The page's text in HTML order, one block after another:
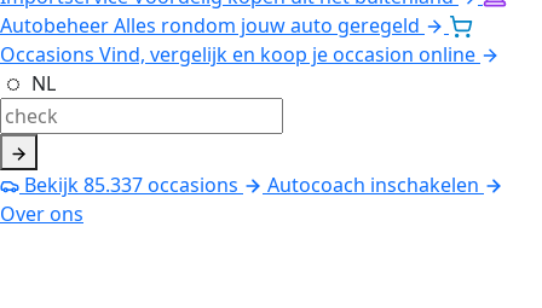
AutobeheerAlles rondom jouw auto geregeld
Occasions Vind, vergelijk en koop je occasion online
NL
Bekijk85.337occasions
Autocoach inschakelen
Over ons